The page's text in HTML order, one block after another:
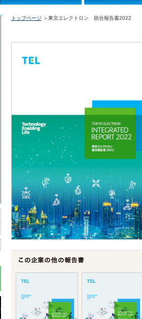
トップページ ＞東京エレクトロン 統合報告書2022